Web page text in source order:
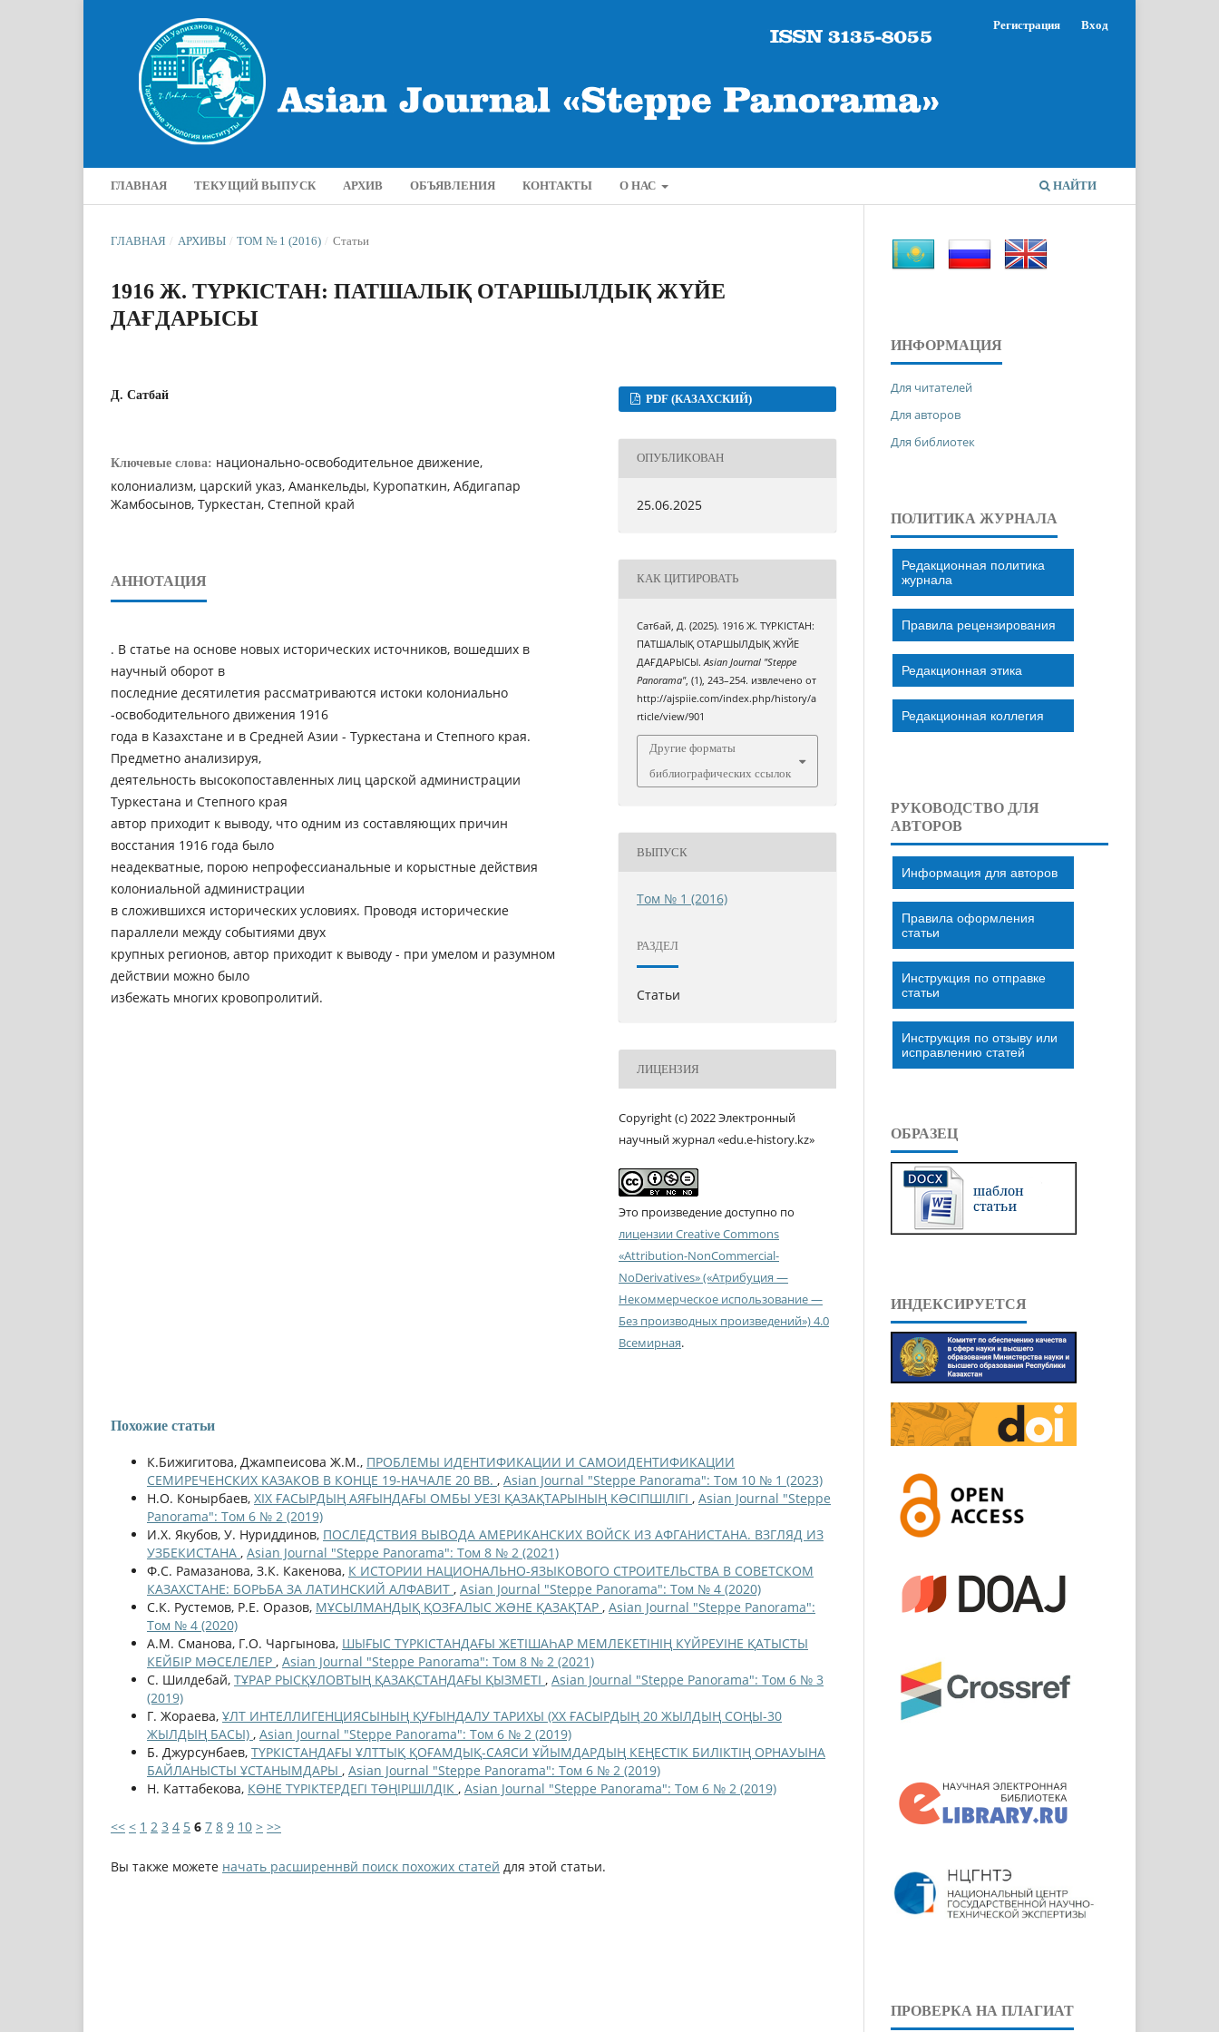
ГЛАВНАЯ ТЕКУЩИЙ ВЫПУСК АРХИВ ОБЪЯВЛЕНИЯ КОНТАКТЫ О НАС НАЙТИ
Регистрация Вход
ГЛАВНАЯ / АРХИВЫ / ТОМ № 1 (2016) / Статьи
1916 Ж. ТҮРКІСТАН: ПАТШАЛЫҚ ОТАРШЫЛДЫҚ ЖҮЙЕ
ДАҒДАРЫСЫ
Д. Сатбай
Ключевые слова: национально-освободительное движение,
колониализм, царский указ, Аманкельды, Куропаткин, Абдигапар
Жамбосынов, Туркестан, Степной край
АННОТАЦИЯ
. В статье на основе новых исторических источников, вошедших в
научный оборот в
последние десятилетия рассматриваются истоки колониально
-освободительного движения 1916
года в Казахстане и в Средней Азии - Туркестана и Степного края.
Предметно анализируя,
деятельность высокопоставленных лиц царской администрации
Туркестана и Степного края
автор приходит к выводу, что одним из составляющих причин
восстания 1916 года было
неадекватные, порою непрофессианальные и корыстные действия
колониальной администрации
в сложившихся исторических условиях. Проводя исторические
параллели между событиями двух
крупных регионов, автор приходит к выводу - при умелом и разумном
действии можно было
избежать многих кровопролитий.
PDF (КАЗАХСКИЙ)
ОПУБЛИКОВАН
25.06.2025
КАК ЦИТИРОВАТЬ
Сатбай, Д. (2025). 1916 Ж. ТҮРКІСТАН:
ПАТШАЛЫҚ ОТАРШЫЛДЫҚ ЖҮЙЕ
ДАҒДАРЫСЫ.Asian Journal "Steppe
Panorama", (1), 243–254. извлечено от
http://ajspiie.com/index.php/history/a
rticle/view/901
Другие форматы
библиографических ссылок
ВЫПУСК
Том № 1 (2016)
РАЗДЕЛ
Статьи
ЛИЦЕНЗИЯ
Copyright (c) 2022 Электронный
научный журнал «edu.e-history.kz»
Это произведение доступно по
лицензии Creative Commons
«Attribution-NonCommercial-
NoDerivatives» («Атрибуция —
Некоммерческое использование —
Без производных произведений») 4.0
Всемирная.
Похожие статьи
К.Бижигитова, Джампеисова Ж.М., ПРОБЛЕМЫ ИДЕНТИФИКАЦИИ И САМОИДЕНТИФИКАЦИИ
СЕМИРЕЧЕНСКИХ КАЗАКОВ В КОНЦЕ 19-НАЧАЛЕ 20 ВВ. , Asian Journal "Steppe Panorama": Том 10 № 1 (2023)
Н.О. Конырбаев, ХІХ ҒАСЫРДЫҢ АЯҒЫНДАҒЫ ОМБЫ УЕЗІ ҚАЗАҚТАРЫНЫҢ КƏСІПШІЛІГІ , Asian Journal "Steppe
Panorama": Том 6 № 2 (2019)
И.Х. Якубов, У. Нуриддинов, ПОСЛЕДСТВИЯ ВЫВОДА АМЕРИКАНСКИХ ВОЙСК ИЗ АФГАНИСТАНА. ВЗГЛЯД ИЗ
УЗБЕКИСТАНА , Asian Journal "Steppe Panorama": Том 8 № 2 (2021)
Ф.С. Рамазанова, З.К. Какенова, К ИСТОРИИ НАЦИОНАЛЬНО-ЯЗЫКОВОГО СТРОИТЕЛЬСТВА В СОВЕТСКОМ
КАЗАХСТАНЕ: БОРЬБА ЗА ЛАТИНСКИЙ АЛФАВИТ , Asian Journal "Steppe Panorama": Том № 4 (2020)
С.К. Рустемов, Р.Е. Оразов, МҰСЫЛМАНДЫҚ ҚОЗҒАЛЫС ЖƏНЕ ҚАЗАҚТАР , Asian Journal "Steppe Panorama":
Том № 4 (2020)
А.М. Сманова, Г.О. Чаргынова, ШЫҒЫС ТҮРКІСТАНДАҒЫ ЖЕТІШАҺАР МЕМЛЕКЕТІНІҢ КҮЙРЕУІНЕ ҚАТЫСТЫ
КЕЙБІР МƏСЕЛЕЛЕР , Asian Journal "Steppe Panorama": Том 8 № 2 (2021)
С. Шилдебай, ТҰРАР РЫСҚҰЛОВТЫҢ ҚАЗАҚСТАНДАҒЫ ҚЫЗМЕТІ , Asian Journal "Steppe Panorama": Том 6 № 3
(2019)
Г. Жораева, ҰЛТ ИНТЕЛЛИГЕНЦИЯСЫНЫҢ ҚУҒЫНДАЛУ ТАРИХЫ (ХХ ҒАСЫРДЫҢ 20 ЖЫЛДЫҢ СОҢЫ-30
ЖЫЛДЫҢ БАСЫ) , Asian Journal "Steppe Panorama": Том 6 № 2 (2019)
Б. Джурсунбаев, ТҮРКІСТАНДАҒЫ ҰЛТТЫҚ ҚОҒАМДЫҚ-САЯСИ ҰЙЫМДАРДЫҢ КЕҢЕСТІК БИЛІКТІҢ ОРНАУЫНА
БАЙЛАНЫСТЫ ҰСТАНЫМДАРЫ , Asian Journal "Steppe Panorama": Том 6 № 2 (2019)
Н. Каттабекова, КӨНЕ ТҮРІКТЕРДЕГІ ТƏҢІРШІЛДІК , Asian Journal "Steppe Panorama": Том 6 № 2 (2019)
<< < 1 2 3 4 5 6 7 8 9 10 > >>
Вы также можете начать расширеннвй поиск похожих статей для этой статьи.
ИНФОРМАЦИЯ
Для читателей
Для авторов
Для библиотек
ПОЛИТИКА ЖУРНАЛА
Редакционная политика
журнала
Правила рецензирования
Редакционная этика
Редакционная коллегия
РУКОВОДСТВО ДЛЯ
АВТОРОВ
Информация для авторов
Правила оформления
статьи
Инструкция по отправке
статьи
Инструкция по отзыву или
исправлению статей
ОБРАЗЕЦ
ИНДЕКСИРУЕТСЯ
ПРОВЕРКА НА ПЛАГИАТ